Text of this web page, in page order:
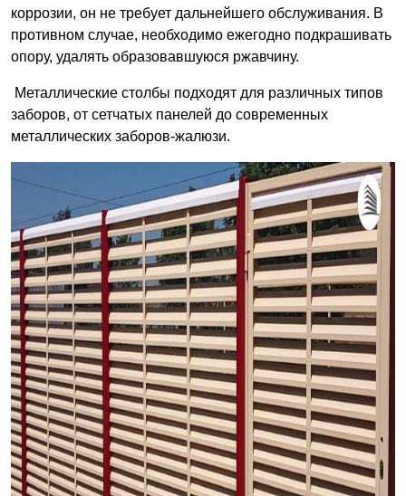
коррозии, он не требует дальнейшего обслуживания. В
противном случае, необходимо ежегодно подкрашивать
опору, удалять образовавшуюся ржавчину.
Металлические столбы подходят для различных типов
заборов, от сетчатых панелей до современных
металлических заборов-жалюзи.